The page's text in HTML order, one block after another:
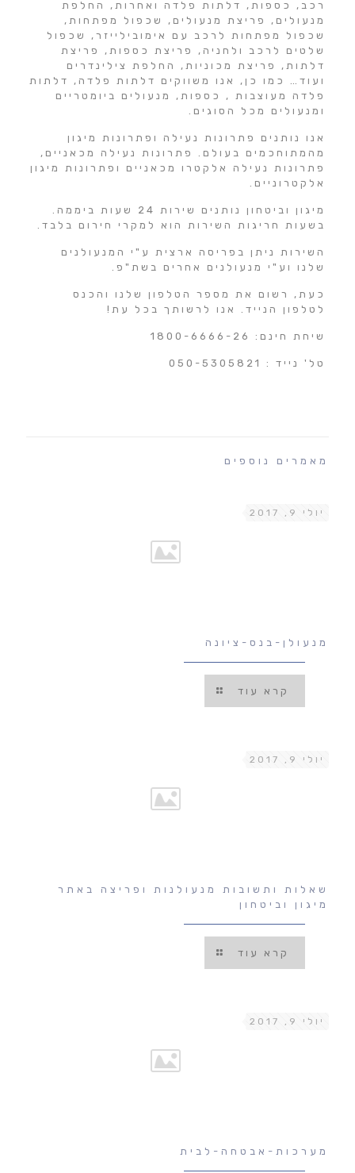
רכב, כספות, דלתות פלדה ואחרות, החלפת
מנעולים, פריצת מנעולים, שכפול מפתחות,
שכפול מפתחות לרכב עם אימובילייזר, שכפול
שלטים לרכב ולחניה, פריצת כספות, פריצת
דלתות, פריצת מכוניות, החלפת צילינדרים
ועוד… כמו כן, אנו משווקים דלתות פלדה, דלתות
פלדה מעוצבות , כספות, מנעולים ביומטריים
ומנעולים מכל הסוגים.
אנו נותנים פתרונות נעילה ופתרונות מיגון
מהמתוחכמים בעולם. פתרונות נעילה מכאניים,
פתרונות נעילה אלקטרו מכאניים ופתרונות מיגון
אלקטרוניים.
מיגון וביטחון נותנים שירות 24 שעות ביממה.
בשעות חריגות השירות הוא למקרי חירום בלבד.
השירות ניתן בפריסה ארצית ע"י המנעולנים
שלנו וע"י מנעולנים אחרים בשת"פ.
כעת, רשום את מספר הטלפון שלנו והכנס
לטלפון הנייד. אנו לרשותך בכל עת!
שיחת חינם: 1800-6666-26
טל' נייד : 050-5305821
מאמרים נוספים
יולי 9, 2017
מנעולן-בנס-ציונה
קרא עוד
יולי 9, 2017
שאלות ותשובות מנעולנות ופריצה באתר
מיגון וביטחון
קרא עוד
יולי 9, 2017
מערכות-אבטחה-לבית